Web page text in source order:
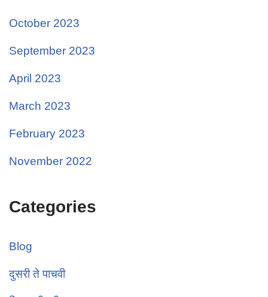
October 2023
September 2023
April 2023
March 2023
February 2023
November 2022
Categories
Blog
दुसरी ते पाचवी